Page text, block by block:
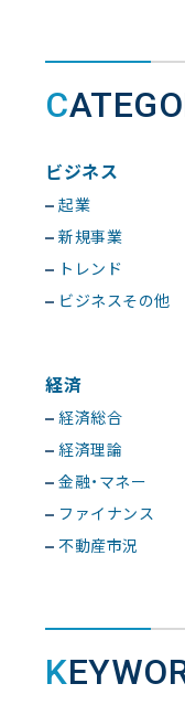
ビジネス
起業
新規事業
トレンド
ビジネスその他
経済
経済総合
経済理論
金融・マネー
ファイナンス
不動産市況